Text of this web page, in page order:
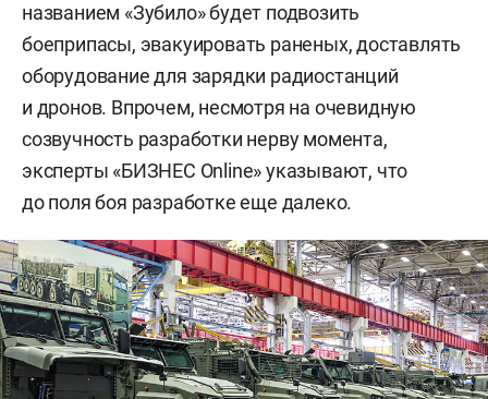
названием «Зубило» будет подвозить
боеприпасы, эвакуировать раненых, доставлять
оборудование для зарядки радиостанций
и дронов. Впрочем, несмотря на очевидную
созвучность разработки нерву момента,
эксперты «БИЗНЕС Online» указывают, что
до поля боя разработке еще далеко.